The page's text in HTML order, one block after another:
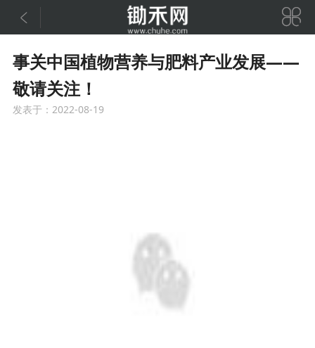
 
事关中国植物营养与肥料产业发展——
敬请关注！
发表于：2022-08-19